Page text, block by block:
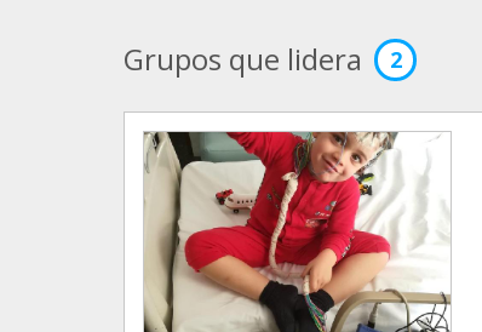
Grupos que lidera 2